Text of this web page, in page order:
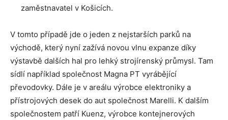
zaměstnavatel v Košicích.
V tomto případě jde o jeden z nejstarších parků na
východě, který nyní zažívá novou vlnu expanze díky
výstavbě dalších hal pro lehký strojírenský průmysl. Tam
sídlí například společnost Magna PT vyrábějící
převodovky. Dále je v areálu výrobce elektroniky a
přístrojových desek do aut společnost Marelli. K dalším
společnostem patří Kuenz, výrobce kontejnerových